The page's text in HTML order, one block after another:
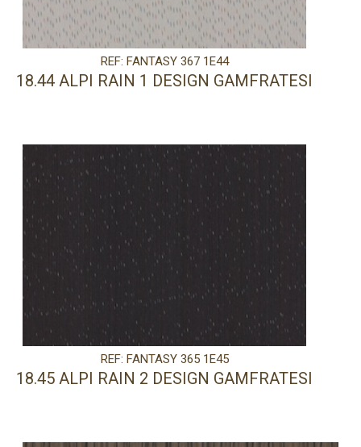
REF: FANTASY 367 1E44
18.44 ALPI RAIN 1 DESIGN GAMFRATESI
REF: FANTASY 365 1E45
18.45 ALPI RAIN 2 DESIGN GAMFRATESI